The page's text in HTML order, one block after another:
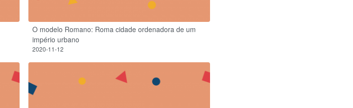
O modelo Romano: Roma cidade ordenadora de um
império urbano
2020-11-12